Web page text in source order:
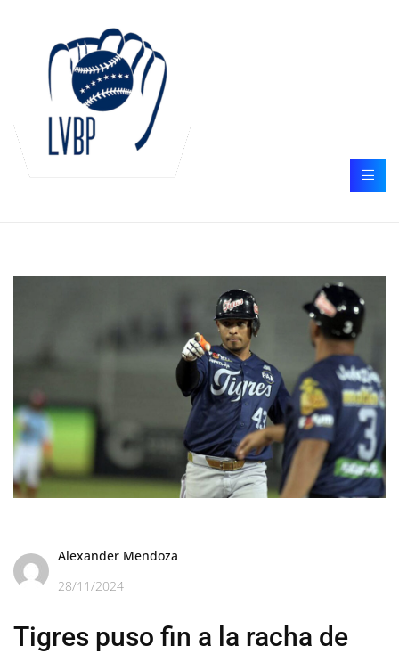
Alexander Mendoza
28/11/2024
Tigres puso fin a la racha de